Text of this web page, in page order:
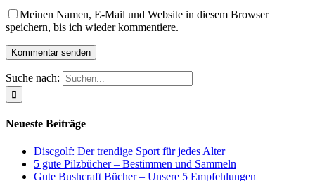
Meinen Namen, E-Mail und Website in diesem Browser
speichern, bis ich wieder kommentiere.
Suche nach:
Neueste Beiträge
Discgolf: Der trendige Sport für jedes Alter
5 gute Pilzbücher – Bestimmen und Sammeln
Gute Bushcraft Bücher – Unsere 5 Empfehlungen